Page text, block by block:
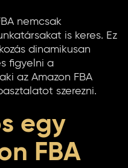
nemcsak
is keres. Ez
dinamikusan
figyelni a
az Amazon FBA
szerezni.
egy
FBA